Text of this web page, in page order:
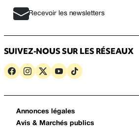
Recevoir les newsletters
SUIVEZ-NOUS SUR LES RÉSEAUX
Annonces légales
Avis & Marchés publics